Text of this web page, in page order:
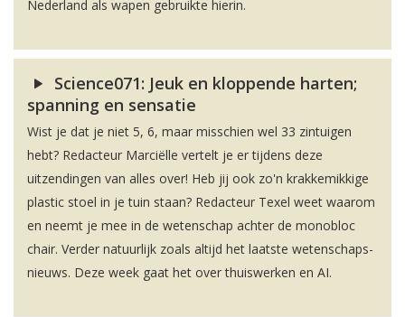
Nederland als wapen gebruikte hierin.
Science071: Jeuk en kloppende harten;
spanning en sensatie
Wist je dat je niet 5, 6, maar misschien wel 33 zintuigen
hebt? Redacteur Marciëlle vertelt je er tijdens deze
uitzendingen van alles over! Heb jij ook zo'n krakkemikkige
plastic stoel in je tuin staan? Redacteur Texel weet waarom
en neemt je mee in de wetenschap achter de monobloc
chair. Verder natuurlijk zoals altijd het laatste wetenschaps-
nieuws. Deze week gaat het over thuiswerken en AI.